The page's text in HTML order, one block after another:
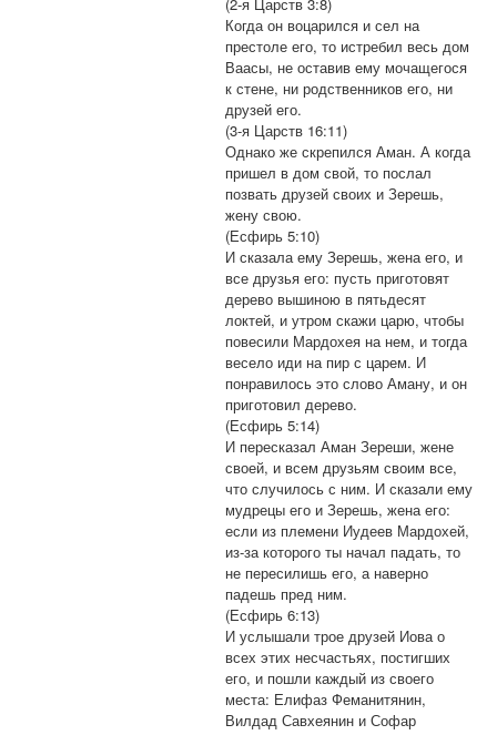
Когда он воцарился и сел на
престоле его, то истребил весь дом
Ваасы, не оставив ему мочащегося
к стене, ни родственников его, ни
друзей его.
(3-я Царств 16:11)
Однако же скрепился Аман. А когда
пришел в дом свой, то послал
позвать друзей своих и Зерешь,
жену свою.
(Есфирь 5:10)
И сказала ему Зерешь, жена его, и
все друзья его: пусть приготовят
дерево вышиною в пятьдесят
локтей, и утром скажи царю, чтобы
повесили Мардохея на нем, и тогда
весело иди на пир с царем. И
понравилось это слово Аману, и он
приготовил дерево.
(Есфирь 5:14)
И пересказал Аман Зереши, жене
своей, и всем друзьям своим все,
что случилось с ним. И сказали ему
мудрецы его и Зерешь, жена его:
если из племени Иудеев Мардохей,
из-за которого ты начал падать, то
не пересилишь его, а наверно
падешь пред ним.
(Есфирь 6:13)
И услышали трое друзей Иова о
всех этих несчастьях, постигших
его, и пошли каждый из своего
места: Елифаз Феманитянин,
Вилдад Савхеянин и Софар